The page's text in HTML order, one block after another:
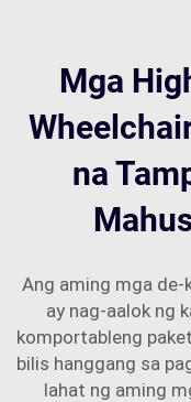
Mga
na
Ang aming mga de-
ay nag-aalok ng
komportableng
bilis hanggang sa
lahat ng aming